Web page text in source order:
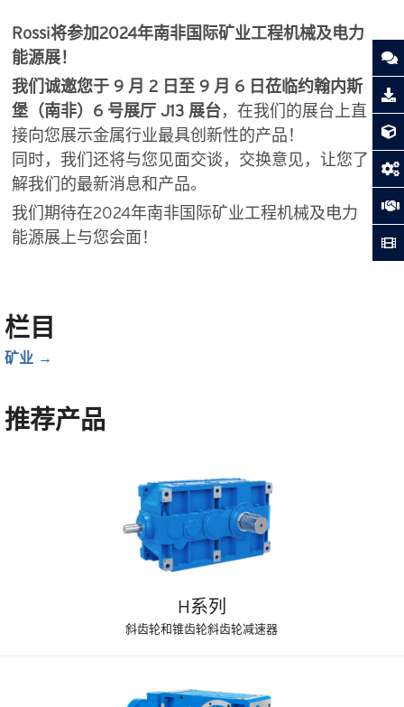
Rossi将参加2024年南非国际矿业工程机械及电力
能源展！
我们诚邀您于 9 月 2 日至 9 月 6 日莅临约翰内斯
堡（南非）6 号展厅 J13 展台，在我们的展台上直
接向您展示金属行业最具创新性的产品！
同时，我们还将与您见面交谈，交换意见，让您了
解我们的最新消息和产品。
我们期待在2024年南非国际矿业工程机械及电力
能源展上与您会面！
栏目
矿业
推荐产品
H系列
斜齿轮和锥齿轮斜齿轮减速器